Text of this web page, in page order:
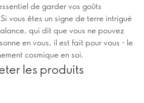
de garder vos goûts
vous êtes un signe de terre intrigué
qui dit que vous ne pouvez
en vous, il est fait pour vous - le
cosmique en soi.
les produits